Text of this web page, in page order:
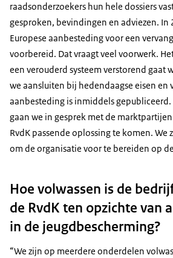
raadsonderzoekers hun hele dossiers
gesproken, bevindingen en adviezen. In
Europese aanbesteding voor een
voorbereid. Dat vraagt veel voorwerk.
een verouderd systeem verstorend gaat
we aansluiten bij hedendaagse eisen en
aanbesteding is inmiddels
gaan we in gesprek met de
RvdK passende oplossing te komen. We
om de organisatie voor te bereiden op
Hoe volwassen is de
de RvdK ten opzichte van
in de jeugdbescherming?
“We zijn op meerdere onderdelen